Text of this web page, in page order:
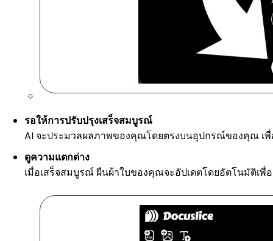
รอให้การปรับปรุงเสร็จสมบูรณ์
AI จะประมวลผลภาพของคุณโดยตรงบนอุปกรณ์ของคุณ เ
ดูความแตกต่าง
เมื่อเสร็จสมบูรณ์ ผืนผ้าใบของคุณจะอัปเดตโดยอัตโนมัติ